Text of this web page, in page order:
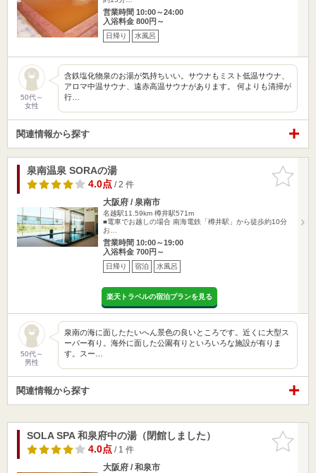
営業時間 10:00～24:00
入浴料金 800円～
日帰り 水風呂
50代～
女性
含鉄塩化物泉のお湯が気持ちいい。サウナもミスト低温サウナ、
アロマ中温サウナ、遠赤高温サウナがあります。 何よりも清掃が
行…
関連情報から探す
お気に入
りに追加
泉南温泉 SORAの湯
4.0点/ 2 件
大阪府 / 泉南市
名越駅11.59km 樽井駅571m
■電車でお越しの場合 南海電鉄「樽井駅」から徒歩約10分
お…
営業時間 10:00～19:00
入浴料金 700円～
日帰り 宿泊 水風呂
楽天トラベルの宿泊プランを見る
50代～
男性
泉南の海に面したたいへん景色の良いところです。近くに大型ス
ーパー有り。海外に面した公園有りといろいろな施設が有りま
す。スー…
関連情報から探す
お気に入
りに追加
SOLA SPA 和泉府中の湯（閉館しました）
4.0点/ 1 件
大阪府 / 和泉市